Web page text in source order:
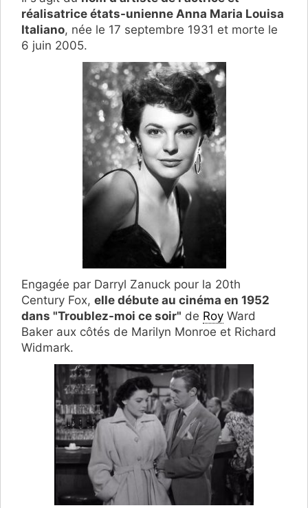
réalisatrice états-unienne Anna Maria Louisa
Italiano, née le 17 septembre 1931 et morte le
6 juin 2005.
Engagée par Darryl Zanuck pour la 20th
Century Fox, elle débute au cinéma en 1952
dans "Troublez-moi ce soir" de Roy Ward
Baker aux côtés de Marilyn Monroe et Richard
Widmark.